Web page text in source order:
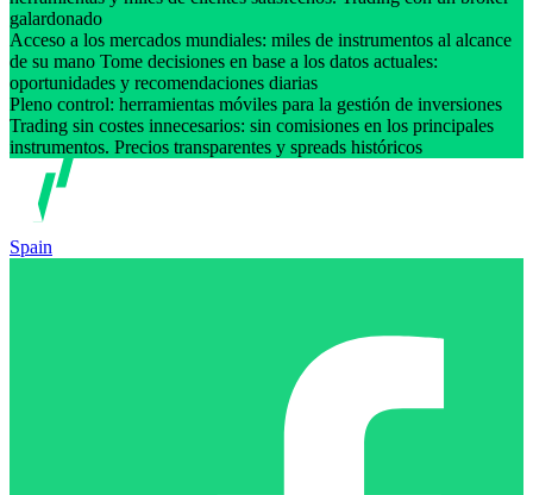
galardonado
Acceso a los mercados mundiales: miles de instrumentos al alcance
de su mano Tome decisiones en base a los datos actuales:
oportunidades y recomendaciones diarias
Pleno control: herramientas móviles para la gestión de inversiones
Trading sin costes innecesarios: sin comisiones en los principales
instrumentos. Precios transparentes y spreads históricos
Spain